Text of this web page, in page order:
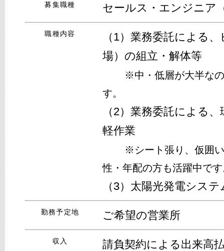
募集職種 セールス・エンジニア
職種内容
（1）業務委託による
場）の組立・解体等
※中・低層が大半な
す。
（2）業務委託による
軽作業
※ シート張り、仮囲
性・年配の方も活躍中で
（3）太陽光発電シス
勤務予定地 ご希望の営業所
収入
請負契約による出来高